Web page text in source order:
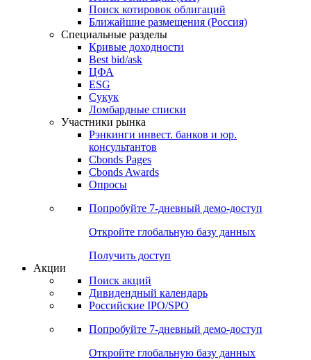
Облигации
Поиски
Поиск облигаций & Карты рынка
Поиск облигаций (ИИ)
Поиск котировок облигаций
Ближайшие размещения (Россия)
Специальные разделы
Кривые доходности
Best bid/ask
ЦФА
ESG
Сукук
Ломбардные списки
Участники рынка
Рэнкинги инвест. банков и юр.
Cbonds Pages
Опросы
Попробуйте7-дневный
Откройте глобальную базу данных
Получить доступ
Поиск акций
Российские IPO/SPO